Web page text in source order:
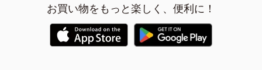
お買い物をもっと楽しく、便利に！